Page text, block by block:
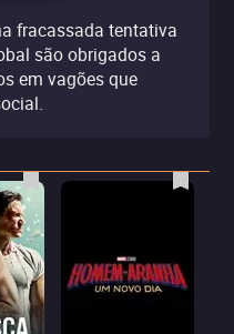
fracassada tentativa
são obrigados a
em vagões que